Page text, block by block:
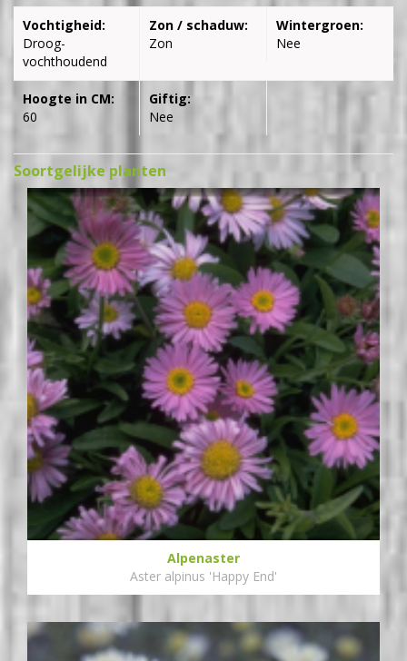
Vochtigheid:
Droog-
vochthoudend
Zon / schaduw:
Zon
Wintergroen:
Nee
Hoogte in CM:
60
Giftig:
Nee
Soortgelijke planten
Alpenaster
Aster alpinus 'Happy End'